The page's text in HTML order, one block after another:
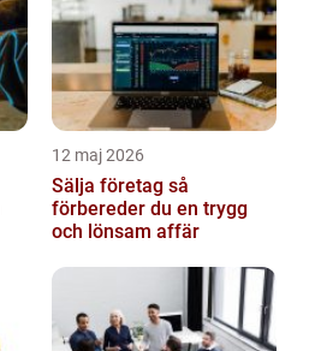
12 maj 2026
Sälja företag så
förbereder du en trygg
och lönsam affär